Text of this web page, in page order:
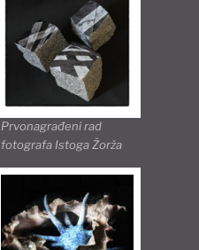
Prvonagrađeni rad
fotografa Istoga Žorža